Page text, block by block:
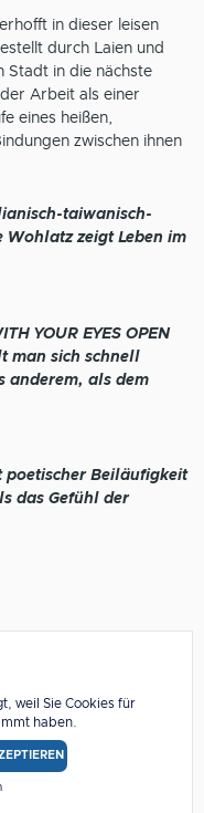
weil Sie Cookies für
haben.
in dieser leisen
durch Laien und
Stadt in die nächste
Arbeit als einer
eines heißen,
zwischen ihnen
taiwanisch-
zeigt Leben im
YOUR EYES OPEN
man sich schnell
anderem, als dem
poetischer Beiläufigkeit
das Gefühl der